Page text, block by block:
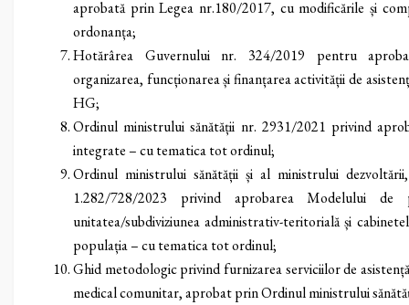
aprobată prin Legea nr.180/2017, cu modificările și
ordonanța;
Hotărârea Guvernului nr. 324/2019 pentru
organizarea, funcționarea și finanțarea activității de
HG;
Ordinul ministrului sănătății nr. 2931/2021 privind
integrate – cu tematica tot ordinul;
Ordinul ministrului sănătății și al ministrului
1.282/728/2023 privind aprobarea Modelului
unitatea/subdiviziunea administrativ-teritorială și
populația – cu tematica tot ordinul;
Ghid metodologic privind furnizarea serviciilor de
medical comunitar, aprobat prin Ordinul ministrului